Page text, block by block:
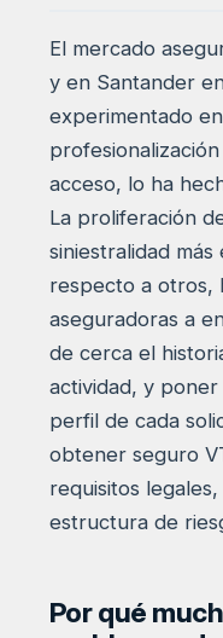
El mercado
y en Santander
experimentado
acceso, lo ha
La proliferación
siniestralidad
respecto a otros,
aseguradoras a
de cerca el
actividad, y
perfil de cada
obtener seguro
requisitos
estructura de
Por qué